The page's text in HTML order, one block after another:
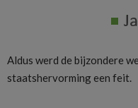
Aldus werd de bijzondere
staatshervorming een feit.